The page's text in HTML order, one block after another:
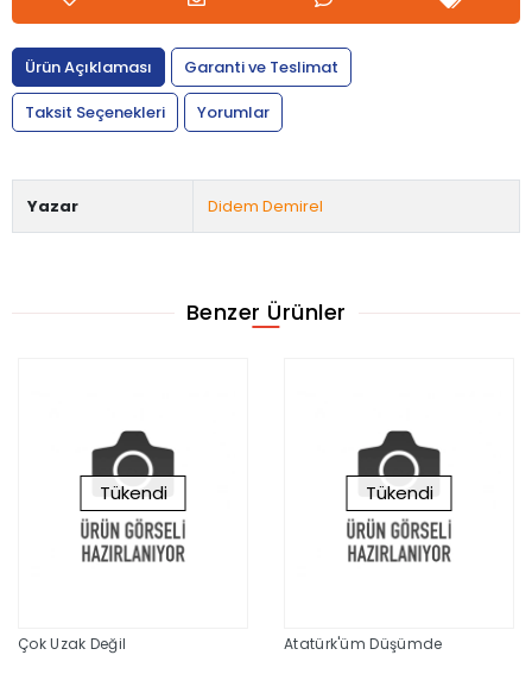
Ürün Açıklaması
Garanti ve Teslimat
Taksit Seçenekleri
Yorumlar
Yazar Didem Demirel
Benzer Ürünler
Tükendi
Çok Uzak Değil
Tükendi
Atatürk'üm Düşümde